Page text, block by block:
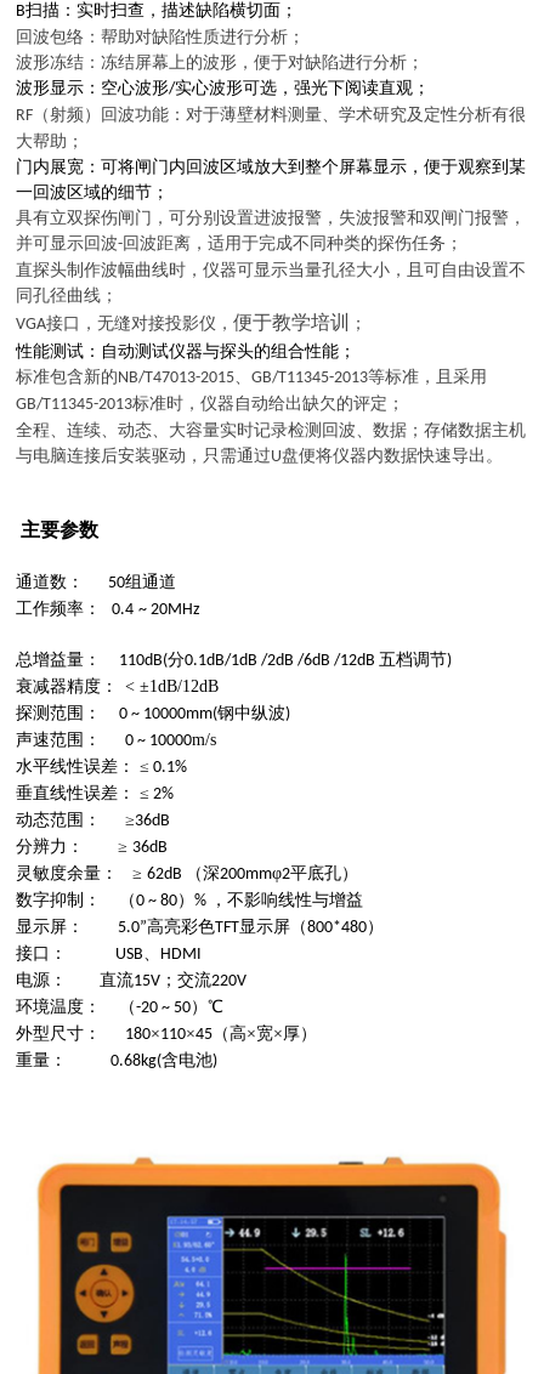
B扫描：实时扫查，描述缺陷横切面；
回波包络：帮助对缺陷性质进行分析；
波形冻结：冻结屏幕上的波形，便于对缺陷进行分析；
波形显示：空心波形/实心波形可选，强光下阅读直观；
RF （射频）回波功能：对于薄壁材料测量、学术研究及定性分析有很
大帮助；
门内展宽：可将闸门内回波区域放大到整个屏幕显示，便于观察到某
一回波区域的细节；
具有立双探伤闸门，可分别设置进波报警，失波报警和双闸门报警，
并可显示回波-回波距离，适用于完成不同种类的探伤任务；
直探头制作波幅曲线时，仪器可显示当量孔径大小，且可自由设置不
同孔径曲线；
VGA接口，无缝对接投影仪，便于教学培训
；
性能测试：自动测试仪器与探头的组合性能；
标准包含新的NB/T47013-2015、GB/T11345-2013等标准，且采用
GB/T11345-2013标准时，仪器自动给出缺欠的评定；
全程、连续、动态、大容量实时记录检测回波、数据；存储数据主机
与电脑连接后安装驱动，只需通过U盘便将仪器内数据快速导出。
主要参数
通道数： 50组通道
工作频率：
0.4 ~20MHz
总增益量： 110dB(分0.1dB/1dB /2dB/6dB/12dB五档调节)
衰减器精度 ： < ±1dB/12dB
探测范围：
0 ~ 10000mm(钢中纵波)
声速范围：
0 ~ 10000m/s
水平线性误差：
≤ 0.1%
垂直线性误差：
≤ 2%
动态范围：
≥36dB
分辨力：
≥ 36dB
灵敏度余量：
≥62dB （深200mmφ2平底孔）
数字抑制：
（0 ~80）% ，不影响线性与增益
显示屏：
5.0”高亮彩色TFT显示屏（800*480）
接口：
USB、 HDMI
电源：
直流15V ；交流220V
环境温度：
（-20 ~ 50）℃
外型尺寸：
180×110×45 （高×宽×厚）
重量：
0.68kg(含电池)